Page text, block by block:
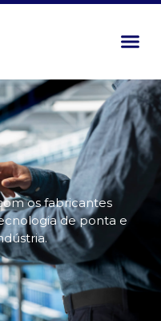
os fabricantes
de ponta e